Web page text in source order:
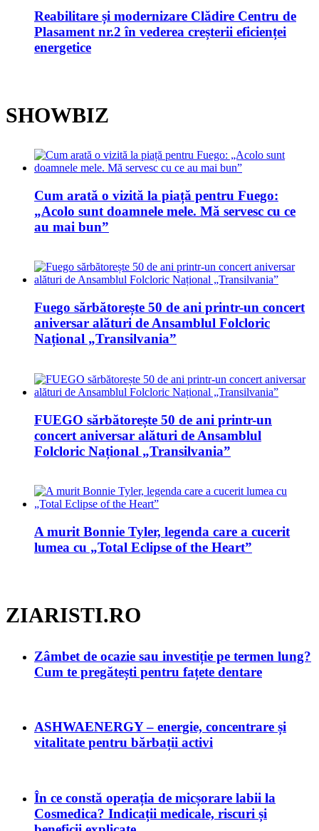
Reabilitare și modernizare Clădire Centru de
Plasament nr.2 în vederea creșterii eficienței
energetice
SHOWBIZ
Cum arată o vizită la piață pentru Fuego:
„Acolo sunt doamnele mele. Mă servesc cu ce
au mai bun”
Fuego sărbătorește 50 de ani printr-un concert
aniversar alături de Ansamblul Folcloric
Național „Transilvania”
FUEGO sărbătorește 50 de ani printr-un
concert aniversar alături de Ansamblul
Folcloric Național „Transilvania”
A murit Bonnie Tyler, legenda care a cucerit
lumea cu „Total Eclipse of the Heart”
ZIARISTI.RO
Zâmbet de ocazie sau investiție pe termen lung?
Cum te pregătești pentru fațete dentare
ASHWAENERGY – energie, concentrare și
vitalitate pentru bărbații activi
În ce constă operația de micșorare labii la
Cosmedica? Indicații medicale, riscuri și